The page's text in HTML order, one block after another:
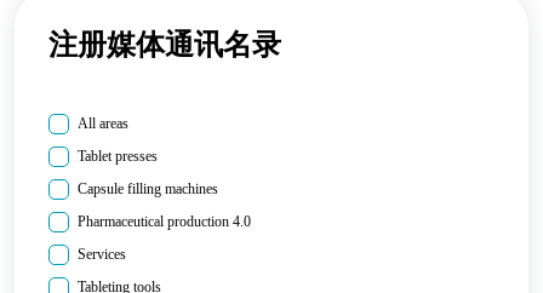
注册媒体通讯名录
All areas
Tablet presses
Capsule filling machines
Pharmaceutical production 4.0
Services
Tableting tools